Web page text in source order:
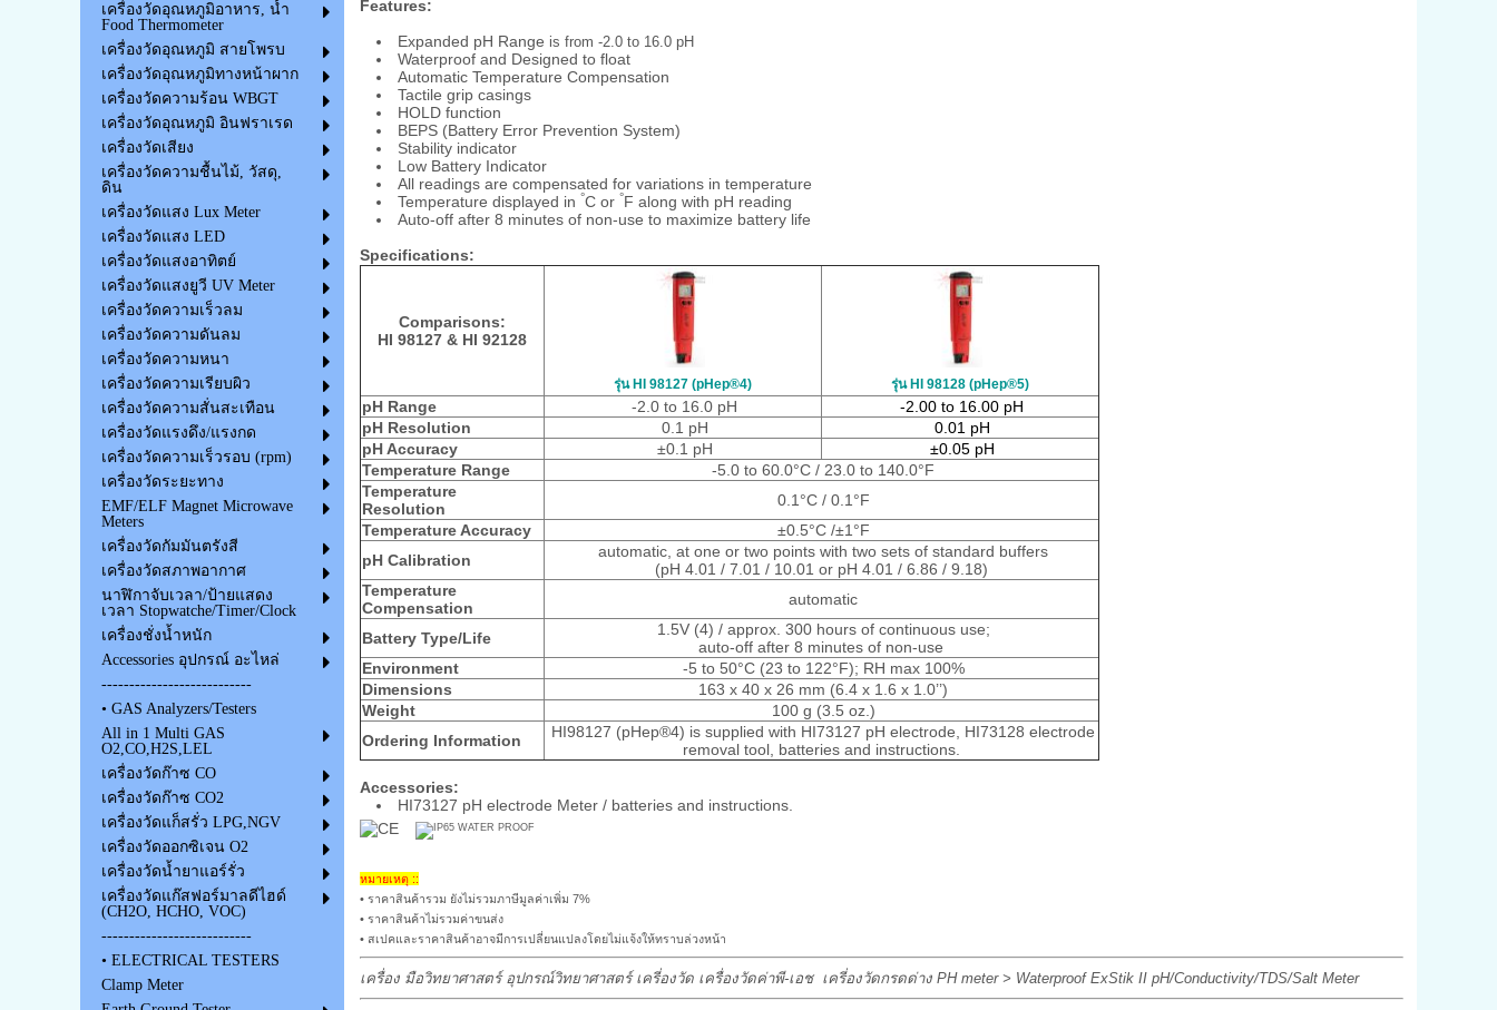
เครื่องวัดอุณหภูมิอาหาร, น้ำ
Food Thermometer
เครื่องวัดอุณหภูมิ สายโพรบ
เครื่องวัดอุณหภูมิทางหน้าผาก
เครื่องวัดความร้อน WBGT
เครื่องวัดอุณหภูมิ อินฟราเรด
เครื่องวัดเสียง
เครื่องวัดความชื้นไม้, วัสดุ,
ดิน
เครื่องวัดแสง Lux Meter
เครื่องวัดแสง LED
เครื่องวัดแสงอาทิตย์
เครื่องวัดแสงยูวี UV Meter
เครื่องวัดความเร็วลม
เครื่องวัดความดันลม
เครื่องวัดความหนา
เครื่องวัดความเรียบผิว
เครื่องวัดความสั่นสะเทือน
เครื่องวัดแรงดึง/แรงกด
เครื่องวัดความเร็วรอบ (rpm)
เครื่องวัดระยะทาง
EMF/ELF Magnet Microwave
Meters
เครื่องวัดกัมมันตรังสี
เครื่องวัดสภาพอากาศ
นาฬิกาจับเวลา/ป้ายแสดง
เวลา Stopwatche/Timer/Clock
เครื่องชั่งน้ำหนัก
Accessories อุปกรณ์ อะไหล่
---------------------------
• GAS Analyzers/Testers
All in 1 Multi GAS
O2,CO,H2S,LEL
เครื่องวัดก๊าซ CO
เครื่องวัดก๊าซ CO2
เครื่องวัดแก็สรั่ว LPG,NGV
เครื่องวัดออกซิเจน O2
เครื่องวัดน้ำยาแอร์รั่ว
เครื่องวัดแก๊สฟอร์มาลดีไฮด์
(CH2O, HCHO, VOC)
---------------------------
• ELECTRICAL TESTERS
Clamp Meter
Features:
Expanded pH Range is from -2.0 to 16.0 pH
Waterproofand Designed to float
Automatic Temperature Compensation
Tactile grip casings
HOLD function
BEPS (Battery Error Prevention System)
Stability indicator
Low Battery Indicator
All readings are compensated for variations in temperature
Temperature displayed in °C or °F along with pH reading
Auto-off after 8 minutes of non-use to maximize battery life
Specifications:
Comparisons:
HI 98127 & HI 92128
รุ่น HI 98127 (pHep®4) รุ่น HI 98128 (pHep®5)
pH Range -2.0 to 16.0 pH
-2.00 to 16.00 pH
pH Resolution
0.1 pH
0.01 pH
pH Accuracy
±0.1 pH
±0.05 pH
Temperature Range
-5.0 to 60.0°C / 23.0 to 140.0°F
Temperature
Resolution
0.1°C / 0.1°F
Temperature Accuracy
±0.5°C /±1°F
pH Calibration
automatic, at one or two points with two sets of standard buffers
(pH 4.01 / 7.01 / 10.01 or pH 4.01 / 6.86 / 9.18)
Temperature
Compensation
automatic
Battery Type/Life
1.5V (4) / approx. 300 hours of continuous use;
auto-off after 8 minutes of non-use
Environment
-5 to 50°C (23 to 122°F); RH max 100%
Dimensions
163 x 40 x 26 mm (6.4 x 1.6 x 1.0’’)
Weight
100 g (3.5 oz.)
Ordering Information
HI98127 (pHep®4) is supplied with HI73127 pH electrode, HI73128 electrode
removal tool, batteries and instructions.
Accessories:
HI73127 pH electrode Meter / batteries and instructions.
หมายเหตุ ::
• ราคาสินค้ารวม ยังไม่รวมภาษีมูลค่าเพิ่ม 7%
• ราคาสินค้าไม่รวมค่าขนส่ง
• สเปคและราคาสินค้าอาจมีการเปลี่ยนแปลงโดยไม่แจ้งให้ทราบล่วงหน้า
เครื่อง มือวิทยาศาสตร์ อุปกรณ์วิทยาศาสตร์ เครี่องวัด เครื่องวัดค่าพี-เอช เครี่องวัดกรดด่าง PH meter > Waterproof ExStik II pH/Conductivity/TDS/Salt Meter